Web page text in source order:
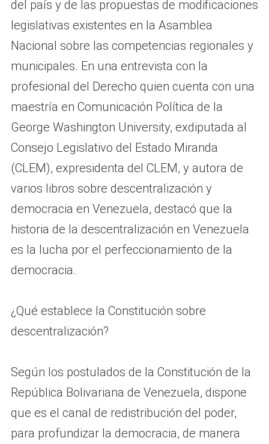
del país y de las propuestas de modificaciones
legislativas existentes en la Asamblea
Nacional sobre las competencias regionales y
municipales. En una entrevista con la
profesional del Derecho quien cuenta con una
maestría en Comunicación Política de la
George Washington University, exdiputada al
Consejo Legislativo del Estado Miranda
(CLEM), expresidenta del CLEM, y autora de
varios libros sobre descentralización y
democracia en Venezuela, destacó que la
historia de la descentralización en Venezuela
es la lucha por el perfeccionamiento de la
democracia.
¿Qué establece la Constitución sobre
descentralización?
Según los postulados de la Constitución de la
República Bolivariana de Venezuela, dispone
que es el canal de redistribución del poder,
para profundizar la democracia, de manera